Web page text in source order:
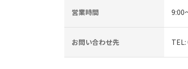
営業時間 9:00
お問い合わせ先 TEL: